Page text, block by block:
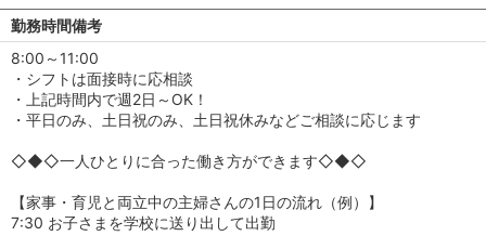
勤務時間備考
8:00～11:00
・シフトは面接時に応相談
・上記時間内で週2日～OK！
・平日のみ、土日祝のみ、土日祝休みなどご相談に応じます
◇◆◇一人ひとりに合った働き方ができます◇◆◇
【家事・育児と両立中の主婦さんの1日の流れ（例）】
7:30 お子さまを学校に送り出して出勤